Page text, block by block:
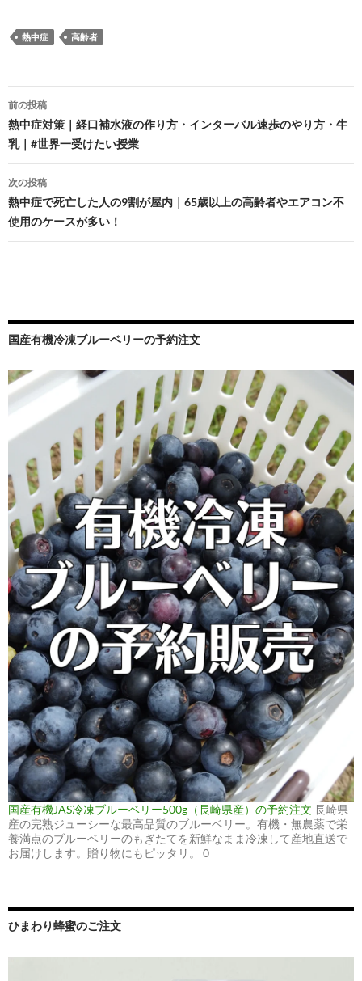
熱中症 高齢者
投
稿
ナ
ビ
ゲ
ー
ン
前の投稿
熱中症対策｜経口補水液の作り方・インターバル速歩のやり方・牛
乳｜#世界一受けたい授業
次の投稿
熱中症で死亡した人の9割が屋内｜65歳以上の高齢者やエアコン不
使用のケースが多い！
国産有機冷凍ブルーベリーの予約注文
国産有機JAS冷凍ブルーベリー500g（長崎県産）の予約注文 長崎県
産の完熟ジューシーな最高品質のブルーベリー。有機・無農薬で栄
養満点のブルーベリーのもぎたてを新鮮なまま冷凍して産地直送で
お届けします。贈り物にもピッタリ。 0
ひまわり蜂蜜のご注文